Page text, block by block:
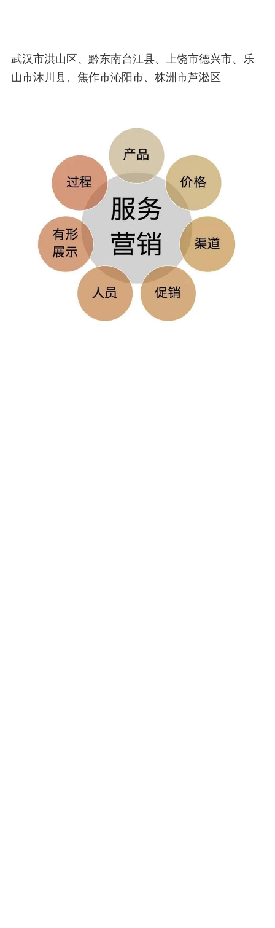
武汉市洪山区、黔东南台江县、上饶市德兴市、乐
山市沐川县、焦作市沁阳市、株洲市芦淞区